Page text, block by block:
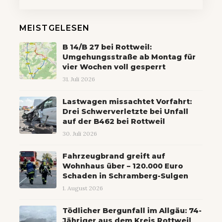
MEISTGELESEN
B 14/B 27 bei Rottweil:
Umgehungsstraße ab Montag für
vier Wochen voll gesperrt
31. Juli 2026
Lastwagen missachtet Vorfahrt:
Drei Schwerverletzte bei Unfall
auf der B462 bei Rottweil
30. Juli 2026
Fahrzeugbrand greift auf
Wohnhaus über – 120.000 Euro
Schaden in Schramberg-Sulgen
1. August 2026
Tödlicher Bergunfall im Allgäu: 74-